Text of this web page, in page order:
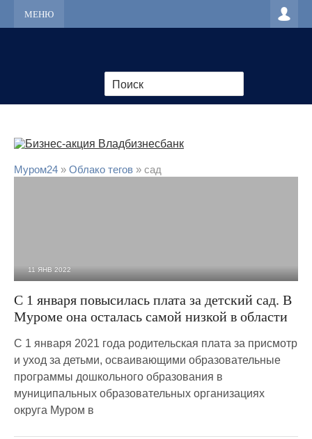
МЕНЮ
Муром24 » Облако тегов » сад
11 ЯНВ 2022
С 1 января повысилась плата за детский сад. В
Муроме она осталась самой низкой в области
С 1 января 2021 года родительская плата за присмотр
и уход за детьми, осваивающими образовательные
программы дошкольного образования в
муниципальных образовательных организациях
округа Муром в